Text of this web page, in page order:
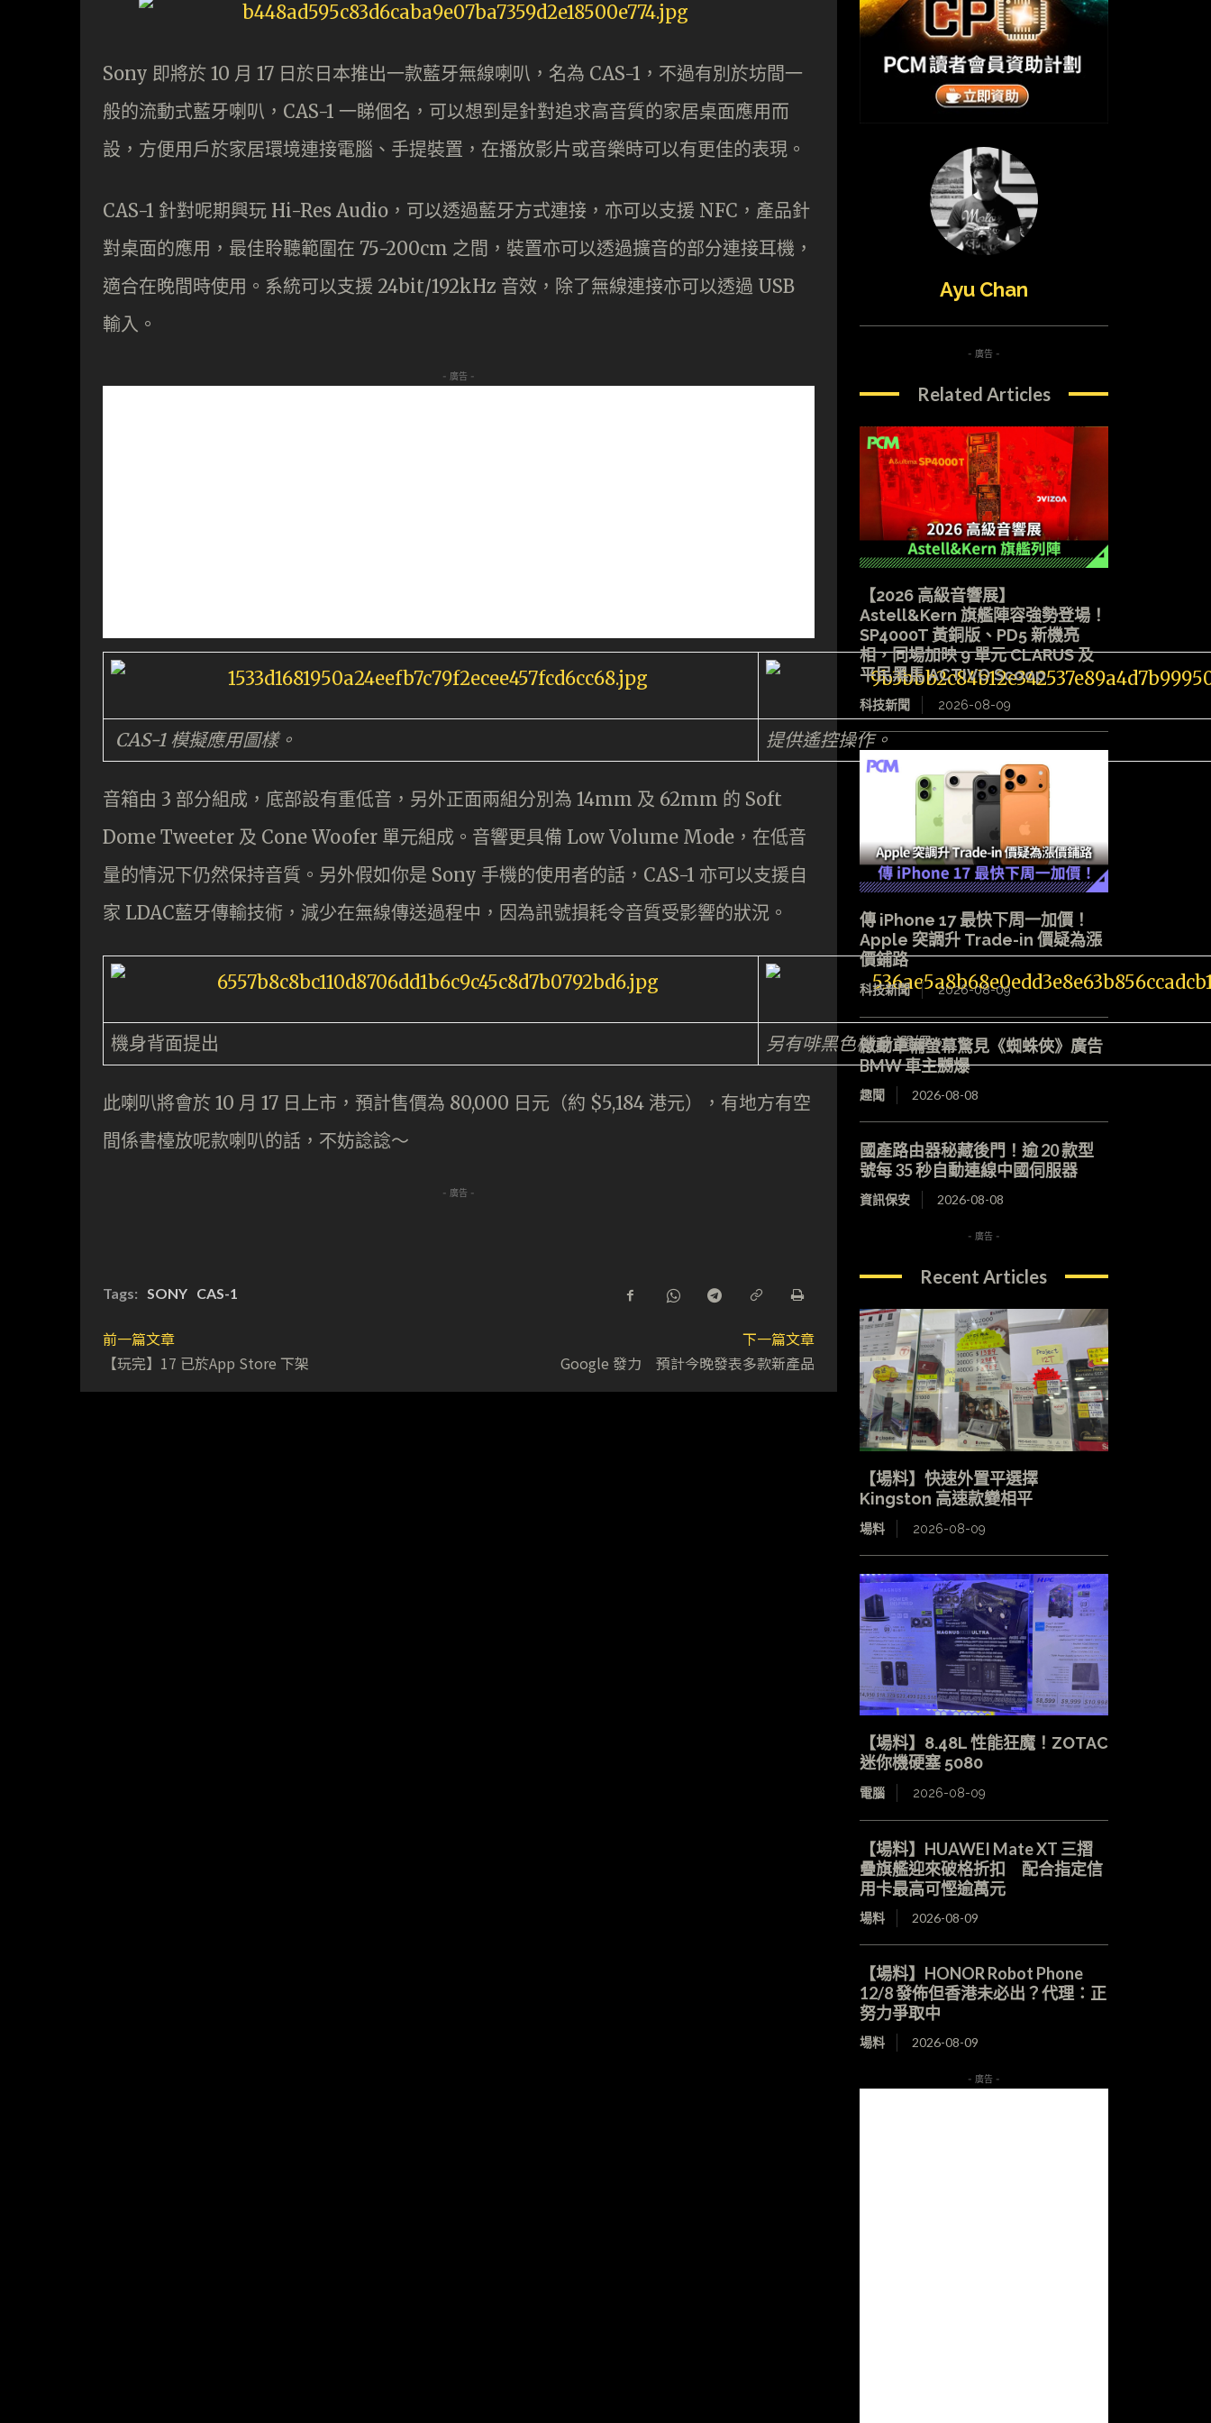
Sony 即將於 10 月 17 日於日本推出一款藍牙無線喇叭，名為 CAS-1，不過有別於坊間一
般的流動式藍牙喇叭，CAS-1 一睇個名，可以想到是針對追求高音質的家居桌面應用而
設，方便用戶於家居環境連接電腦、手提裝置，在播放影片或音樂時可以有更佳的表現。
CAS-1 針對呢期興玩 Hi-Res Audio，可以透過藍牙方式連接，亦可以支援 NFC，產品針
對桌面的應用，最佳聆聽範圍在 75-200cm 之間，裝置亦可以透過擴音的部分連接耳機，
適合在晚間時使用。系統可以支援 24bit/192kHz 音效，除了無線連接亦可以透過 USB
輸入。
- 廣告 -
CAS-1 模擬應用圖樣。 提供遙控操作。
音箱由 3 部分組成，底部設有重低音，另外正面兩組分別為 14mm 及 62mm 的 Soft
Dome Tweeter 及 Cone Woofer 單元組成。音響更具備 Low Volume Mode，在低音
量的情況下仍然保持音質。另外假如你是 Sony 手機的使用者的話，CAS-1 亦可以支援自
家 LDAC藍牙傳輸技術，減少在無線傳送過程中，因為訊號損耗令音質受影響的狀況。
機身背面提出 另有啡黑色機身選擇。
此喇叭將會於 10 月 17 日上市，預計售價為 80,000 日元（約 $5,184 港元），有地方有空
間係書檯放呢款喇叭的話，不妨諗諗～
- 廣告 -
Tags: SONY CAS-1
前一篇文章
【玩完】17 已於App Store 下架
下一篇文章
Google 發力 預計今晚發表多款新產品
Ayu Chan
- 廣告 -
Related Articles
【2026 高級音響展】
Astell&Kern 旗艦陣容強勢登場！
SP4000T 黃銅版、PD5 新機亮
相，同場加映 9 單元 CLARUS 及
平民黑馬 ACTIVO Scoop
科技新聞 2026-08-09
傳 iPhone 17 最快下周一加價！
Apple 突調升 Trade-in 價疑為漲
價鋪路
科技新聞 2026-08-09
啟動車輛螢幕驚見《蜘蛛俠》廣告
BMW 車主嬲爆
趣聞 2026-08-08
國產路由器秘藏後門！逾 20 款型
號每 35 秒自動連線中國伺服器
資訊保安 2026-08-08
- 廣告 -
Recent Articles
【場料】快速外置平選擇
Kingston 高速款變相平
場料 2026-08-09
【場料】8.48L 性能狂魔！ZOTAC
迷你機硬塞 5080
電腦 2026-08-09
【場料】HUAWEI Mate XT 三摺
疊旗艦迎來破格折扣 配合指定信
用卡最高可慳逾萬元
場料 2026-08-09
【場料】HONOR Robot Phone
12/8 發佈但香港未必出？代理：正
努力爭取中
場料 2026-08-09
- 廣告 -